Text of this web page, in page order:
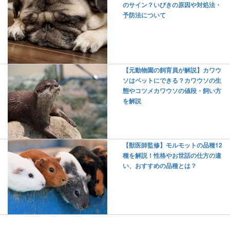
のサイン？いびきの原因や対処法・
予防法について
【元動物園の飼育員が解説】カワウ
ソはペットにできる？カワウソの生
態やコツメカワウソの値段・飼い方
を解説
【獣医師監修】モルモットの品種12
種を解説！性格やお世話の仕方の違
い、おすすめの品種とは？